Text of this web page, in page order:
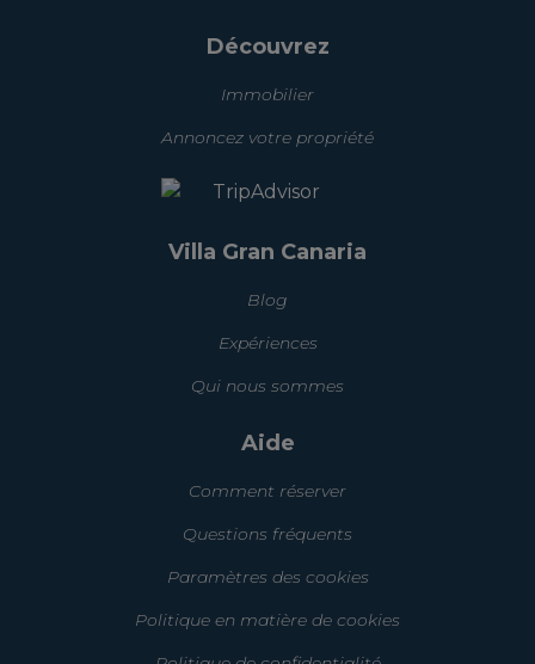
Découvrez
Immobilier
Annoncez votre propriété
Villa Gran Canaria
Blog
Expériences
Qui nous sommes
Aide
Comment réserver
Questions fréquents
Paramètres des cookies
Politique en matière de cookies